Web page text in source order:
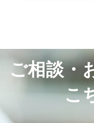
ご相談・
こ